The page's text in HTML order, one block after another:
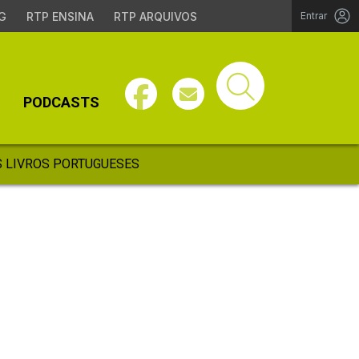
RTP ENSINA RTP ARQUIVOS Entrar
PODCASTS
LIVROS PORTUGUESES